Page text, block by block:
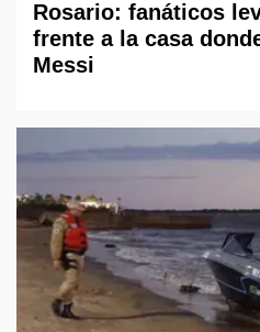
Rosario: fanáticos
frente a la casa
Messi